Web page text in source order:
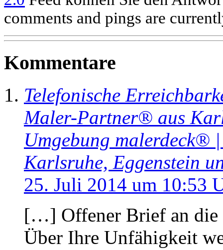
comments and pings are
Kommentare
Telefonische
Maler-Partner® aus
Umgebung
Karlsruhe, Eggenstein
25. Juli 2014 um 10:53
[…] Offener Brief an die
Über Ihre Unfähigkeit